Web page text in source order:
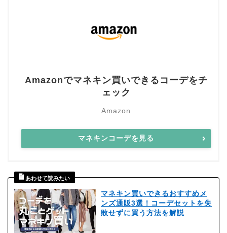
Amazonでマネキン買いできるコーデをチ
ェック
Amazon
マネキンコーデを見る
マネキン買いできるおすすめメ
ンズ通販3選！コーデセットを失
敗せずに買う方法を解説